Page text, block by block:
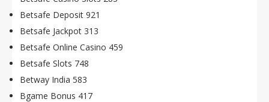
Betsafe Deposit 921
Betsafe Jackpot 313
Betsafe Online Casino 459
Betsafe Slots 748
Betway India 583
Bgame Bonus 417